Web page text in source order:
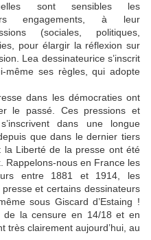
sont sensibles les
engagements, à leur
(sociales, politiques,
pour élargir la réflexion sur
Lea dessinateurice s’inscrit
même ses règles, qui adopte
dans les démocraties ont
le passé. Ces pressions et
dans une longue
que dans le dernier tiers
la Liberté de la presse ont été
Rappelons-nous en France les
entre 1881 et 1914, les
et certains dessinateurs
sous Giscard d’Estaing !
de la censure en 14/18 et en
très clairement aujourd’hui, au